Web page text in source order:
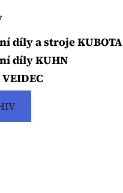
díly a stroje KUBOTA
díly KUHN